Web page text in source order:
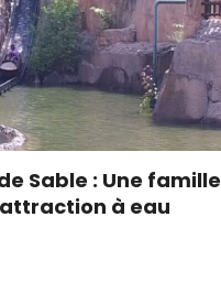
Sable : Une famille
à eau